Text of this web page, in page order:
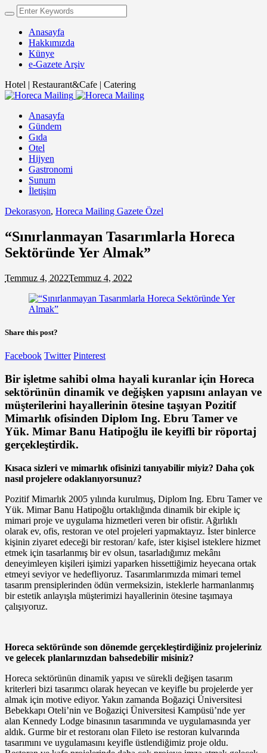
Anasayfa
Hakkımızda
Künye
e-Gazete Arşiv
Hotel | Restaurant&Cafe | Catering
Anasayfa
Gündem
Gıda
Otel
Hijyen
Gastronomi
Sunum
İletişim
Dekorasyon, Horeca Mailing Gazete Özel
“Sınırlanmayan Tasarımlarla Horeca
Sektöründe Yer Almak”
Temmuz 4, 2022Temmuz 4, 2022
Share this post?
Facebook Twitter Pinterest
Bir işletme sahibi olma hayali kuranlar için Horeca
sektörünün dinamik ve değişken yapısını anlayan ve
müşterilerini hayallerinin ötesine taşıyan Pozitif
Mimarlık ofisinden Diplom Ing. Ebru Tamer ve
Yük. Mimar Banu Hatipoğlu ile keyifli bir röportaj
gerçekleştirdik.
Kısaca sizleri ve mimarlık ofisinizi tanıyabilir miyiz? Daha çok
nasıl projelere odaklanıyorsunuz?
Pozitif Mimarlık 2005 yılında kurulmuş, Diplom Ing. Ebru Tamer ve
Yük. Mimar Banu Hatipoğlu ortaklığında dinamik bir ekiple iç
mimari proje ve uygulama hizmetleri veren bir ofistir. Ağırlıklı
olarak ev, ofis, restoran ve otel projeleri yapmaktayız. İster binlerce
kişinin ziyaret edeceği bir restoran/ kafe, ister kişisel isteklere hizmet
etmek için tasarlanmış bir ev olsun, tasarladığımız mekânı
deneyimleyen kişileri işimizi yaparken hissettiğimiz heyecana ortak
etmeyi seviyor ve hedefliyoruz. Tasarımlarımızda mimari temel
tasarım prensiplerinden ödün vermeksizin, isteklerle harmanlanmış
bir estetik anlayışla müşterimizi hayallerinin ötesine taşımaya
çalışıyoruz.
Horeca sektöründe son dönemde gerçekleştirdiğiniz projeleriniz
ve gelecek planlarınızdan bahsedebilir misiniz?
Horeca sektörünün dinamik yapısı ve sürekli değişen tasarım
kriterleri bizi tasarımcı olarak heyecan ve keyifle bu projelerde yer
almak için motive ediyor. Yakın zamanda Boğaziçi Üniversitesi
Bebekkapı Oteli’nin ve Boğaziçi Üniversitesi Kampüsü’nde yer
alan Kennedy Lodge binasının tasarımında ve uygulamasında yer
aldık. Gurme bir et restoranı olan Fileto ise restoran kulvarında
tasarımını ve uygulamasını keyifle üstlendiğimiz proje oldu.